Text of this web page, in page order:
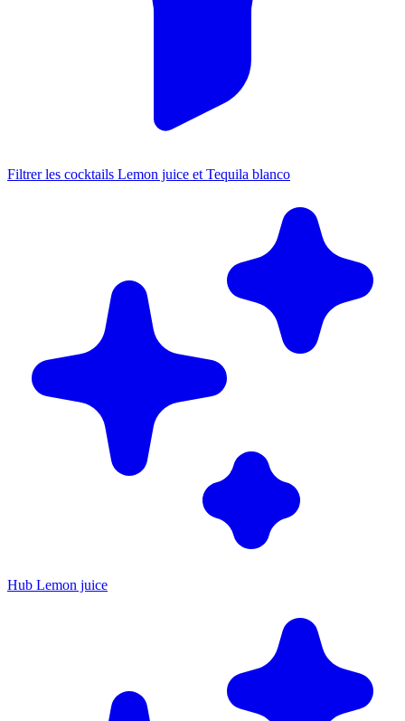
Filtrer les cocktails Lemon juice et Tequila blanco
Hub Lemon juice